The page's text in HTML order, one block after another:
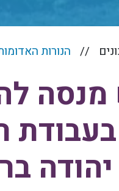
הנורות
יהודה